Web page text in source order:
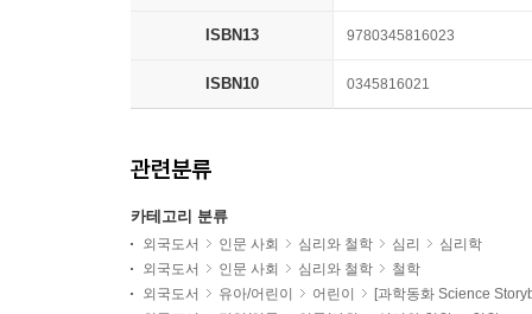
ISBN13 9780345816023
ISBN10 0345816021
관련분류
카테고리 분류
외국도서 인문 사회 심리와 철학 심리
심리학
외국도서
인문 사회 심리와 철학
철학
외국도서
유아/어린이 어린이
[과학동화 Science